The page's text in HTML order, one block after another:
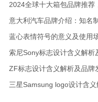
2024全球十大箱包品牌推荐
意大利汽车品牌介绍：知名
蓝心表情符号的意义及使用
索尼Sony标志设计含义解析
ZF标志设计含义解析及品牌
三星Samsung logo设计含